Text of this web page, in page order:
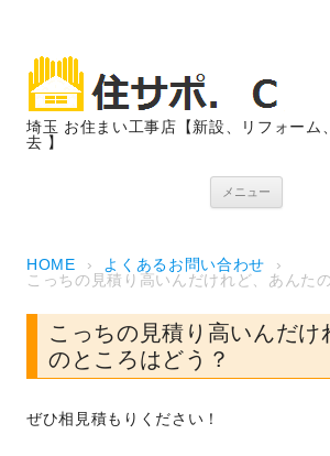
埼玉 お住まい工事店【新設、リフォーム
去 】
メニュー
HOME › よくあるお問い合わせ
›
こっちの見積り高いんだけれど、あんた
こっちの見積り高いんだけ
のところはどう？
ぜひ相見積もりください！